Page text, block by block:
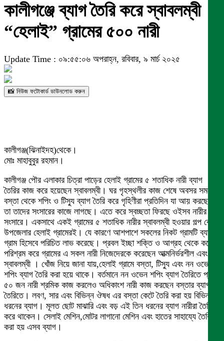
কালীগঞ্জে ব্যাগ তৈরি করে স্বাবলম্বী
“হেলাই” গ্রামের ৫০০ নারী
Update Time : ০৯:৫৫:০৬ অপরাহ্ন, রবিবার, ৯ মার্চ ২০২৫
📸 নিউজ ফটোকার্ড ডাউনলোড করুন
কালীগঞ্জ(ঝিনাইদহ)থেকে।
মোঃ মাহাবুবুর রহমান।
কালীগঞ্জ পৌর এলাকার চিত্রা পাড়ের হেলাই গ্রামের ৫ শতাধিক নারী ব্যাগ
তৈরির কাজ করে হয়েছেন স্বাবলম্বী। ঘর গৃহস্থলীর কাজ শেষে অবসর সময়ে
বস্তা থেকে শপিং ও টিস্যু ব্যাগ তৈরি করে গৃহিণীরা প্রতিদিন যা আয় করছেন
তা তাদের সংসারের কাজে লাগছে। এতে করে স্বচ্ছতা ফিরছে ওইসব নারীর
সংসারে। একসাথে একই গ্রামের ৫ শতাধিক নারীর স্বাবলম্বী হওয়ার গল্প কেবল
উপজেলার হেলাই গ্রামেরই। যে কারণে আশপাশে সকলের নিকট গ্রামটি ব্যাগের
গ্রাম হিসেবে পরিচিত লাভ করেছে। প্রবল ইচ্ছা শক্তি ও আগ্রহ থেকে কঠোর
পরিশ্রম করে গ্রামের এ সকল নারী নিজেদেরকে করেছেন আত্মনির্ভরশীল এবং
স্বাবলম্বী । খোঁজ নিয়ে জানা যায়,হেলাই গ্রামে বস্তা, টিস্যু এবং নন ওভেনের
শপিং ব্যাগ তৈরি করা হয়ে থাকে। বর্তমানে নন ওভেন শপিং ব্যাগ তৈরিতে প্রায়
৫০ জন নারী শ্রমিক কাজ করলেও অধিকাংশ নারী কাজ করছেন বস্তার ব্যাগ
তৈরিতে। লবণ, সার এবং বিভিন্ন ঔষধ এর বস্তা কেটে তৈরি করা হয় বিভিন্ন
ধরনের ব্যাগ। মূলত ছোট মাঝারি এবং বড় এই তিন ধরনের ব্যাগ নারীরা তৈরি
করে থাকেন। সেলাই মেশিন,মোটর লাগানো মেশিন এবং হাতের সাহায্যে তৈরি
করা হয় এসব ব্যাগ।